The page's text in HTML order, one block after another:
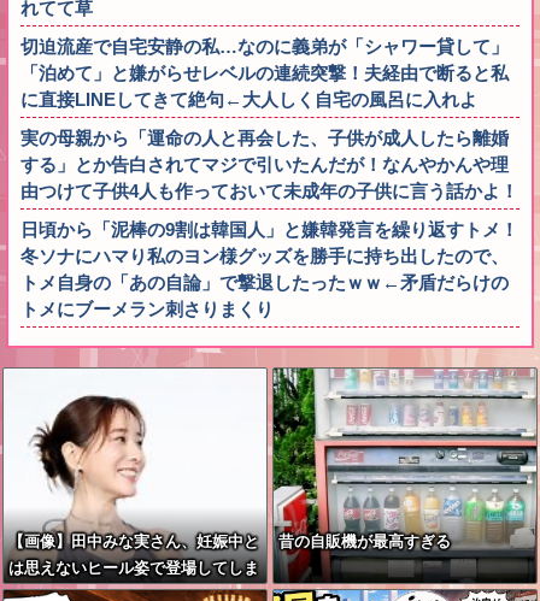
れてて草
切迫流産で自宅安静の私…なのに義弟が「シャワー貸して」
「泊めて」と嫌がらせレベルの連続突撃！夫経由で断ると私
に直接LINEしてきて絶句←大人しく自宅の風呂に入れよ
実の母親から「運命の人と再会した、子供が成人したら離婚
する」とか告白されてマジで引いたんだが！なんやかんや理
由つけて子供4人も作っておいて未成年の子供に言う話かよ！
日頃から「泥棒の9割は韓国人」と嫌韓発言を繰り返すトメ！
冬ソナにハマり私のヨン様グッズを勝手に持ち出したので、
トメ自身の「あの自論」で撃退したったｗｗ←矛盾だらけの
トメにブーメラン刺さりまくり
【画像】田中みな実さん、妊娠中と
は思えないヒール姿で登場してしま
う
昔の自販機が最高すぎる